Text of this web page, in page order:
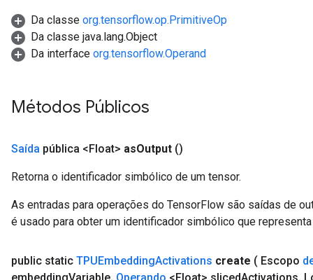
Da classe org.tensorflow.op.PrimitiveOp
Da classe java.lang.Object
Da interface org.tensorflow.Operand
Métodos Públicos
Saída pública <Float> asOutput ()
Retorna o identificador simbólico de um tensor.
As entradas para operações do TensorFlow são saídas de
é usado para obter um identificador simbólico que
public static TPUEmbeddingActivations create ( Escopo